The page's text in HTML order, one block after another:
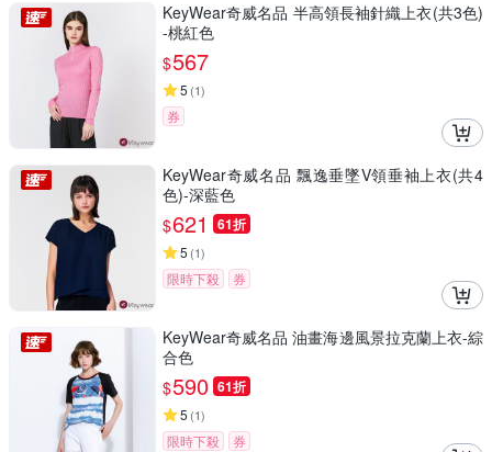
KeyWear奇威名品 半高領長袖針織上衣(共3色)
-桃紅色
$567
5 (1)
券
KeyWear奇威名品 飄逸垂墜V領垂袖上衣(共4
色)-深藍色
$621 61折
5 (1)
限時下殺 券
KeyWear奇威名品 油畫海邊風景拉克蘭上衣-綜
合色
$590 61折
5 (1)
限時下殺 券